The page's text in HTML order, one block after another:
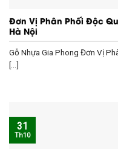
Đơn Vị Phân Phối Độc
Hà Nội
Gỗ Nhựa Gia Phong Đơn Vị
[...]
31
Th10